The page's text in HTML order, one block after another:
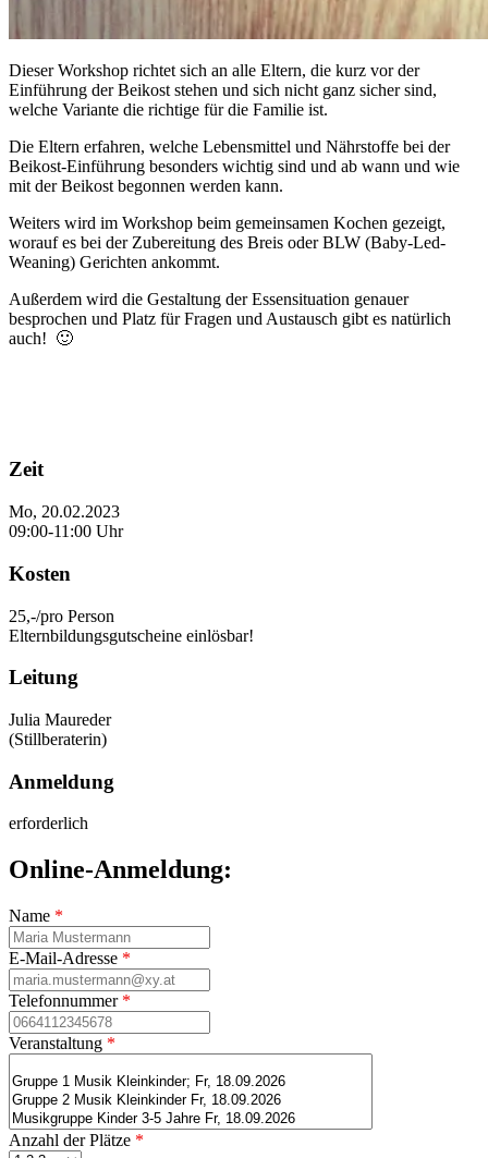
Dieser Workshop richtet sich an alle Eltern, die kurz vor der
Einführung der Beikost stehen und sich nicht ganz sicher sind,
welche Variante die richtige für die Familie ist.
Die Eltern erfahren, welche Lebensmittel und Nährstoffe bei der
Beikost-Einführung besonders wichtig sind und ab wann und wie
mit der Beikost begonnen werden kann.
Weiters wird im Workshop beim gemeinsamen Kochen gezeigt,
worauf es bei der Zubereitung des Breis oder BLW (Baby-Led-
Weaning) Gerichten ankommt.
Außerdem wird die Gestaltung der Essensituation genauer
besprochen und Platz für Fragen und Austausch gibt es natürlich
auch! 🙂
Zeit
Mo, 20.02.2023
09:00-11:00 Uhr
Kosten
25,-/pro Person
Elternbildungsgutscheine einlösbar!
Leitung
Julia Maureder
(Stillberaterin)
Anmeldung
erforderlich
Online-Anmeldung:
Name *
E-Mail-Adresse *
Telefonnummer *
Veranstaltung *
Anzahl der Plätze *